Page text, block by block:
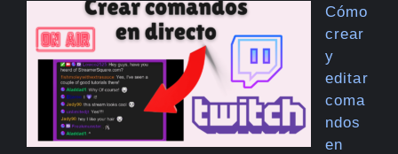
Cómo
crear
y
editar
coma
ndos
en